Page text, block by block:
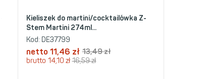
Kieliszek do martini/cocktailówka Z-
Stem Martini 274ml...
Kod: DE37799
netto 11,46 zł 13,49zł
brutto 14,10 zł16,59zł